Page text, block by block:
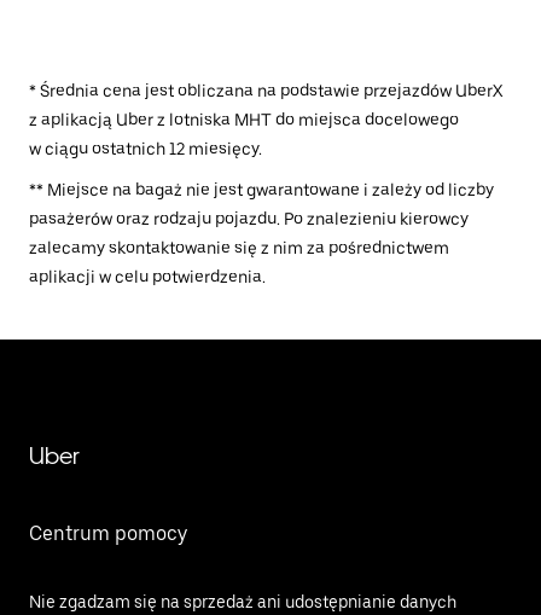
* Średnia cena jest obliczana na podstawie przejazdów UberX
z aplikacją Uber z lotniska MHT do miejsca docelowego
w ciągu ostatnich 12 miesięcy.
** Miejsce na bagaż nie jest gwarantowane i zależy od liczby
pasażerów oraz rodzaju pojazdu. Po znalezieniu kierowcy
zalecamy skontaktowanie się z nim za pośrednictwem
aplikacji w celu potwierdzenia.
Uber
Centrum pomocy
Nie zgadzam się na sprzedaż ani udostępnianie danych